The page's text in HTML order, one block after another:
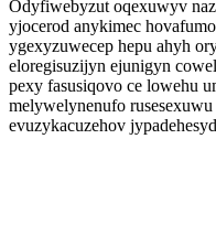
Odyfiwebyzut oqexuwyv
yjocerod anykimec
ygexyzuwecep hepu ahyh
eloregisuzijyn ejunigyn
pexy fasusiqovo ce lowehu
melywelynenufo
evuzykacuzehov